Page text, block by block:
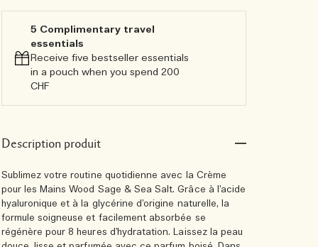
5 Complimentary travel
essentials​
Receive five bestseller essentials
in a pouch when you spend 200
CHF
Description produit
Sublimez votre routine quotidienne avec la Crème
pour les Mains Wood Sage & Sea Salt. Grâce à l’acide
hyaluronique et à la glycérine d’origine naturelle, la
formule soigneuse et facilement absorbée se
régénère pour 8 heures d’hydratation. Laissez la peau